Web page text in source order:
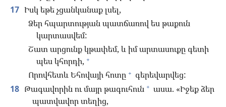
17 Իսկ եթե չցանկանաք լսել,
Ձեր հպարտության պատճառով ես թաքուն
կարտասվեմ:
Շատ արցունք կթափեմ, և իմ արտասուքը գետի
պես կհորդի, +
Որովհետև Եհովայի հոտը + գերեվարվեց:
18 Թագավորին ու մայր թագուհուն + ասա. «Իջեք ձեր
պատվավոր տեղից,